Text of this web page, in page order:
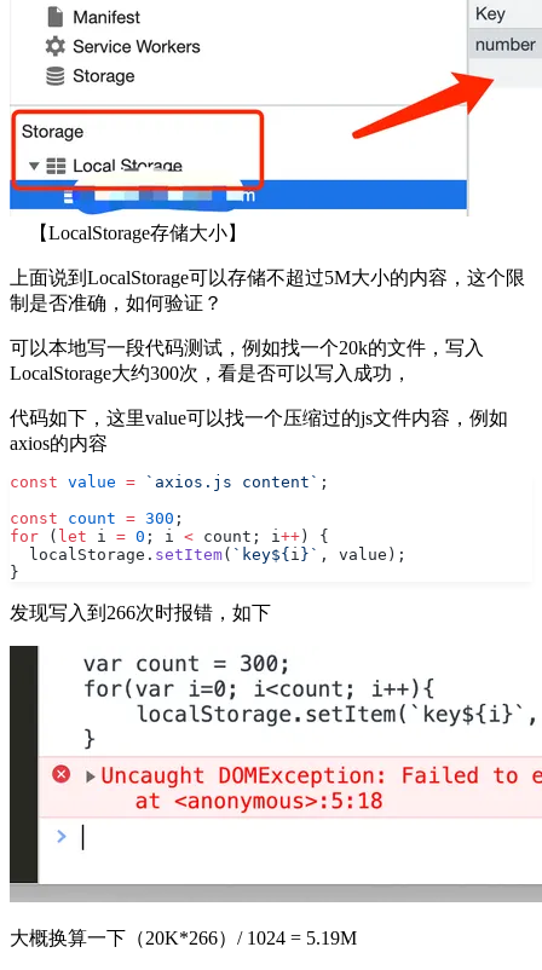
【LocalStorage存储大小】
上面说到LocalStorage可以存储不超过5M大小的内容，这个限
制是否准确，如何验证？
可以本地写一段代码测试，例如找一个20k的文件，写入
LocalStorage大约300次，看是否可以写入成功，
代码如下，这里value可以找一个压缩过的js文件内容，例如
axios的内容
const value = `axios.js content` ;
const count = 300 ;
for ( let i = 0 ; i < count; i ++ ) {
  localStorage.
setItem( `key${ i }` , value);
}
发现写入到266次时报错，如下
大概换算一下（20K*266）/ 1024 = 5.19M